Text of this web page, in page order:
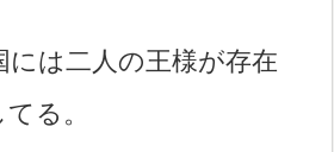
には二人の王様が存在
る。